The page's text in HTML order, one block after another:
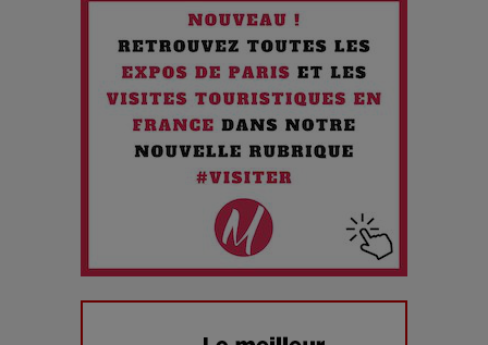
Maïra Kerey, la “voix d’or du Kazakhstan”, célèbre ses 30
ans de carrière à la Salle Gaveau
Les dessous de la fast fashion : un désastre écologique en
7 Techniques Secrètes des Photographes de Stars
Adieu Jean-Pat : rire au bord du précipice